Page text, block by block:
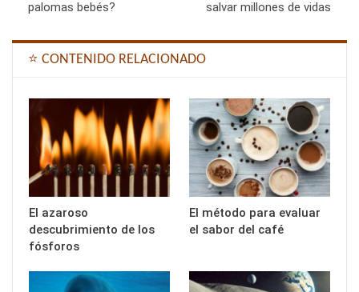
palomas bebés? salvar millones de vidas
⭐ CONTENIDO RELACIONADO
El azaroso
descubrimiento de los
fósforos
El método para evaluar
el sabor del café